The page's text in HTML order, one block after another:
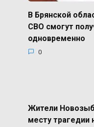
В Брянской
СВО смогут
одновременно
0
Жители
месту трагедии